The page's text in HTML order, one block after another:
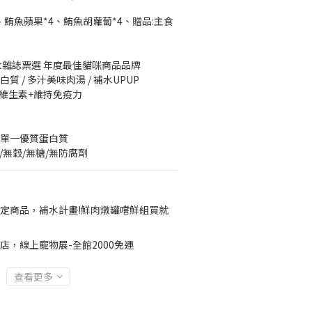
魚蘋果*4、鮪魚胡蘿蔔*4、贈品:主食
誌票選 年度最佳貓咪商品品牌
質 / 多汁美味肉湯 / 補水UPUP
生素+維持免疫力
一優質蛋白質
穀/無糖/無防腐劑
商品，補水計畫!鮮肉燉罐嚐鮮組買就
，線上寵物展-全館2000免運
查看更多